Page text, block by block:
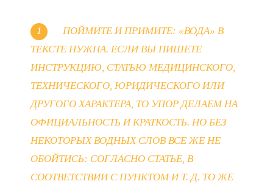
ПОЙМИТЕ И ПРИМИТЕ: «ВОДА» В
ТЕКСТЕ НУЖНА. ЕСЛИ ВЫ ПИШЕТЕ
ИНСТРУКЦИЮ, СТАТЬЮ МЕДИЦИНСКОГО,
ТЕХНИЧЕСКОГО, ЮРИДИЧЕСКОГО ИЛИ
ДРУГОГО ХАРАКТЕРА, ТО УПОР ДЕЛАЕМ НА
ОФИЦИАЛЬНОСТЬ И КРАТКОСТЬ. НО БЕЗ
НЕКОТОРЫХ ВОДНЫХ СЛОВ ВСЕ ЖЕ НЕ
ОБОЙТИСЬ: СОГЛАСНО СТАТЬЕ, В
СООТВЕТСТВИИ С ПУНКТОМ И Т. Д. ТО ЖЕ